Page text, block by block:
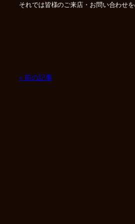
それでは皆様のご来店・お問い合わせ
« 前の記事